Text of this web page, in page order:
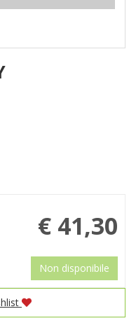
Prezzo
scontato
€ 41,30
Non disponibile